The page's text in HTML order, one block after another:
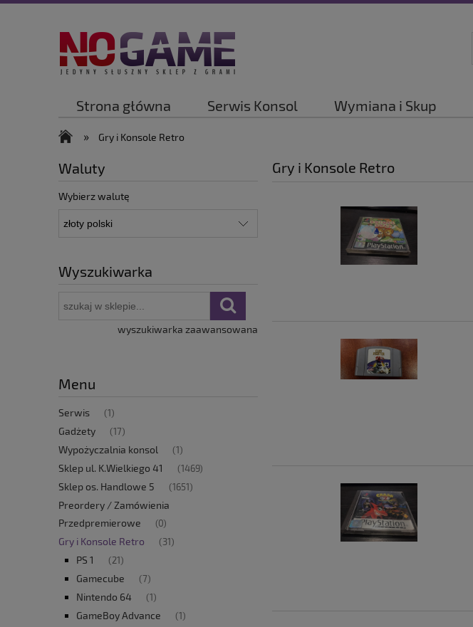
Strona główna Serwis Konsol Wymiana i Skup
» Gry i Konsole Retro
Waluty
Wybierz walutę
Wyszukiwarka
wyszukiwarka zaawansowana
Menu
Serwis (1)
Gadżety (17)
Wypożyczalnia konsol (1)
Sklep ul. K.Wielkiego 41 (1469)
Sklep os. Handlowe 5 (1651)
Preordery / Zamówienia
Przedpremierowe
(0)
Gry i Konsole Retro (31)
PS 1 (21)
Gamecube (7)
Nintendo 64 (1)
GameBoy Advance (1)
Gry i Konsole Retro